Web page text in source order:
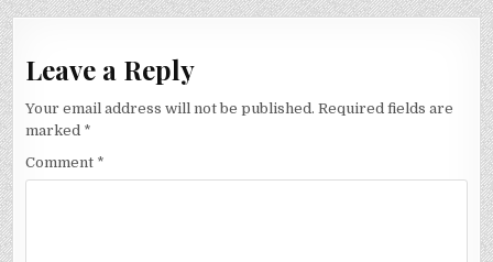
Leave a Reply
Your email address will not be published. Required fields are
marked *
Comment *